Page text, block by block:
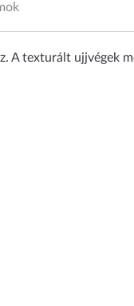
A texturált ujjvégek